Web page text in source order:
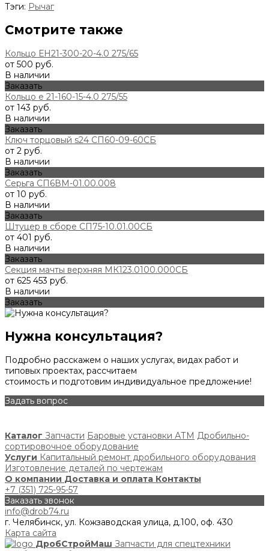
Тэги: Рычаг
Смотрите также
Кольцо ЕН21-300-20-4.0 275/65
от 500 руб.
В наличии
Заказать
Кольцо е 21-160-15-4.0 275/55
от 143 руб.
В наличии
Заказать
Ключ торцовый s24 СП60-09-60СБ
от 2 руб.
В наличии
Заказать
Серьга СП6ВМ-01.00.008
от 10 руб.
В наличии
Заказать
Штуцер в сборе СП75-10.01.00СБ
от 401 руб.
В наличии
Заказать
Секция мачты верхняя МК123.0100.000СБ
от 625 453 руб.
В наличии
Заказать
Нужна консультация?
Подробно расскажем о наших услугах, видах работ и
типовых проектах, рассчитаем
стоимость и подготовим индивидуальное предложение!
Задать вопрос
Каталог Запчасти Баровые установки АТМ Дробильно-
сортировочное оборудование
Услуги Капитальный ремонт дробильного оборудования
Изготовление деталей по чертежам
О компании Доставка и оплата Контакты
+7 (351) 725-95-57
Заказать звонок
info@drob74.ru
г. Челябинск, ул. Кожзаводская улица, д.100, оф. 430
Карта сайта
ДробСтройМаш Запчасти для спецтехники